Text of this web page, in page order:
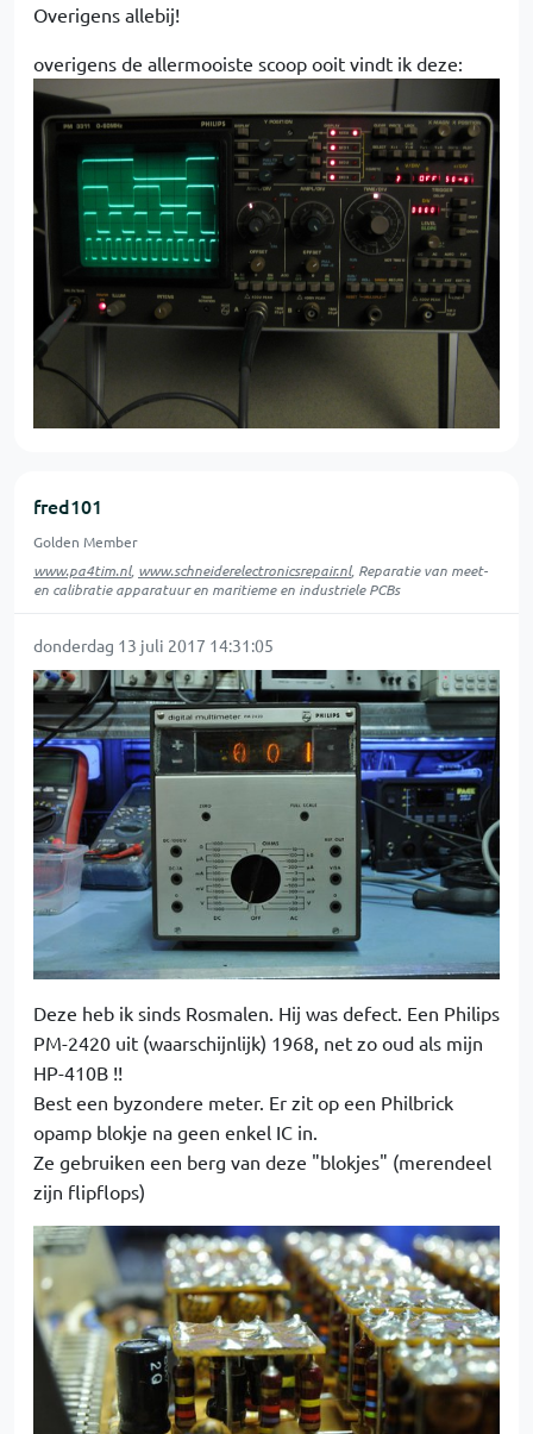
Overigens allebij!
overigens de allermooiste scoop ooit vindt ik deze:
fred101
Golden Member
www.pa4tim.nl, www.schneiderelectronicsrepair.nl, Reparatie van meet-
en calibratie apparatuur en maritieme en industriele PCBs
donderdag 13 juli 2017 14:31:05
Deze heb ik sinds Rosmalen. Hij was defect. Een Philips
PM-2420 uit (waarschijnlijk) 1968, net zo oud als mijn
HP-410B !!
Best een byzondere meter. Er zit op een Philbrick
opamp blokje na geen enkel IC in.
Ze gebruiken een berg van deze "blokjes" (merendeel
zijn flipflops)